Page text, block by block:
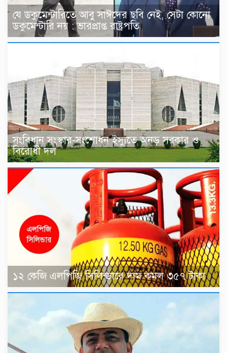
যে ডকুমেন্টারিতে আবু সাঈদের ছবি নেই, সেটা কোনো
ডকুমেন্টারি নয় : ভারপ্রাপ্ত রাষ্ট্রপতি
সংবিধান সংস্কার-সংশোধন ইস্যুতে অনড় সরকার ও
বিরোধী দল
১২ কেজি এলপিজি সিলিন্ডারে দাম কমল ৩৫৭ টাকা